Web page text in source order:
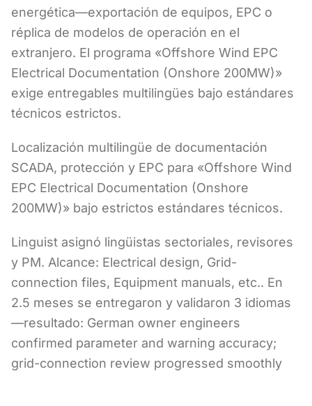
energética—exportación de equipos, EPC o
réplica de modelos de operación en el
extranjero. El programa «Offshore Wind EPC
Electrical Documentation (Onshore 200MW)»
exige entregables multilingües bajo estándares
técnicos estrictos.
Localización multilingüe de documentación
SCADA, protección y EPC para «Offshore Wind
EPC Electrical Documentation (Onshore
200MW)» bajo estrictos estándares técnicos.
Linguist asignó lingüistas sectoriales, revisores
y PM. Alcance: Electrical design, Grid-
connection files, Equipment manuals, etc.. En
2.5 meses se entregaron y validaron 3 idiomas
—resultado: German owner engineers
confirmed parameter and warning accuracy;
grid-connection review progressed smoothly